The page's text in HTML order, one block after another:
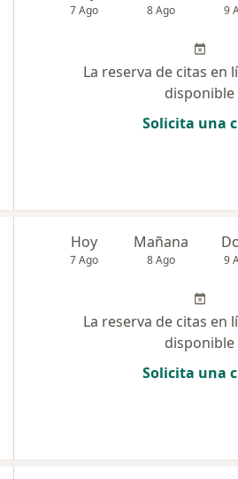
7 Ago 8 Ago 9
La reserva de citas en
disponible
Solicita una
Hoy
7 Ago
Mañana
8 Ago 9
La reserva de citas en
disponible
Solicita una